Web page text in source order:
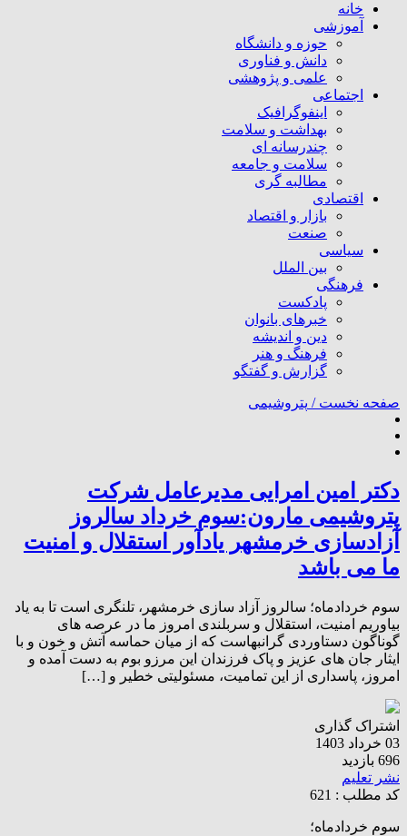
خانه
آموزشی
حوزه و دانشگاه
دانش و فناوری
علمی و پژوهشی
اجتماعی
اینفوگرافیک
بهداشت و سلامت
چندرسانه ای
سلامت و جامعه
مطالبه گری
اقتصادی
بازار و اقتصاد
صنعت
سیاسی
بین الملل
فرهنگی
پادکست
خبرهای بانوان
دین و اندیشه
فرهنگ و هنر
گزارش و گفتگو
صفحه نخست / پتروشیمی
دکتر امین امرایی مدیرعامل شرکت
پتروشیمی مارون:سوم خرداد سالروز
آزادسازی خرمشهر یادآور استقلال و امنیت
ما می باشد
سوم خردادماه؛ سالروز آزاد سازی خرمشهر، تلنگری است تا به یاد
بیاوریم امنیت، استقلال و سربلندی امروز ما در عرصه های
گوناگون دستاوردی گرانبهاست که از میان حماسه آتش و خون و با
ایثار جان های عزیز و پاک فرزندان این مرزو بوم به دست آمده و
امروز، پاسداری از این تمامیت، مسئولیتی خطیر و […]
اشتراک گذاری
03 خرداد 1403
696 بازدید
نشر تعلیم
کد مطلب : 621
سوم خردادماه؛